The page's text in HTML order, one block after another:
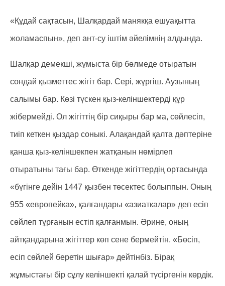
«Құдай сақтасын, Шалқардай манякқа ешуақытта
жоламаспын», деп ант-су іштім әйелімнің алдында.
Шалқар демекші, жұмыста бір бөлмеде отыратын
сондай қызметтес жігіт бар. Сері, жүргіш. Аузының
салымы бар. Көзі түскен қыз-келіншектерді құр
жібермейді. Ол жігіттің бір сиқыры бар ма, сөйлесіп,
тиіп кеткен қыздар соныкі. Алақандай қалта дәптеріне
қанша қыз-келіншекпен жатқанын нөмірлеп
отыратыны тағы бар. Өткенде жігіттердің ортасында
«бүгінге дейін 1447 қызбен төсектес болыппын. Оның
955 «европейка», қалғандары «азиаткалар» деп есіп
сөйлеп тұрғанын естіп қалғанмын. Әрине, оның
айтқандарына жігіттер көп сене бермейтін. «Бөсіп,
есіп сөйлей беретін шығар» дейтінбіз. Бірақ
жұмыстағы бір сұлу келіншекті қалай түсіргенін көрдік.